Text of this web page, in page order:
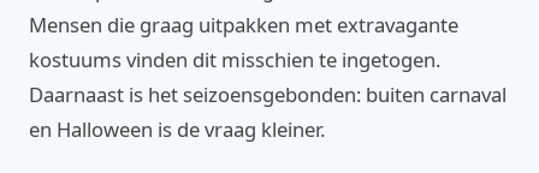
Mensen die graag uitpakken met extravagante
kostuums vinden dit misschien te ingetogen.
Daarnaast is het seizoensgebonden: buiten carnaval
en Halloween is de vraag kleiner.